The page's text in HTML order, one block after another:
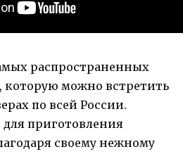
распространенных
можно встретить
по всей России.
приготовления
своему нежному